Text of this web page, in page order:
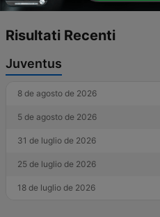
Risultati Recenti
Juventus
8 de agosto de 2026
5 de agosto de 2026
31 de luglio de 2026
25 de luglio de 2026
18 de luglio de 2026